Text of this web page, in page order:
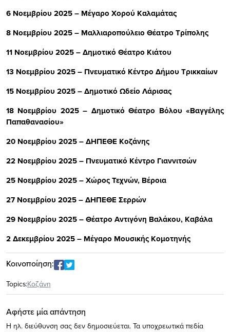
6 Νοεμβρίου 2025 – Μέγαρο Χορού Καλαμάτας
8 Νοεμβρίου 2025 – Μαλλιαροπούλειο Θέατρο Τρίπολης
11 Νοεμβρίου 2025 – Δημοτικό Θέατρο Κιάτου
13 Νοεμβρίου 2025 – Πνευματικό Κέντρο Δήμου Τρικκαίων
15 Νοεμβρίου 2025 – Δημοτικό Ωδείο Λάρισας
18 Νοεμβρίου 2025 – Δημοτικό Θέατρο Βόλου «Βαγγέλης
Παπαθανασίου»
20 Νοεμβρίου 2025 – ΔΗΠΕΘΕ Κοζάνης
22 Νοεμβρίου 2025 – Πνευματικό Κέντρο Γιαννιτσών
25 Νοεμβρίου 2025 – Χώρος Τεχνών, Βέροια
27 Νοεμβρίου 2025 – ΔΗΠΕΘΕ Σερρών
29 Νοεμβρίου 2025 – Θέατρο Αντιγόνη Βαλάκου, Καβάλα
2 Δεκεμβρίου 2025 – Μέγαρο Μουσικής Κομοτηνής
Κοινοποίηση:
Topics:Κοζάνη
Αφήστε μία απάντηση
Η ηλ. διεύθυνση σας δεν δημοσιεύεται. Τα υποχρεωτικά πεδία